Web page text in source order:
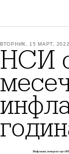
ВТОРНИК, 15 МАРТ, 2022
НСИ